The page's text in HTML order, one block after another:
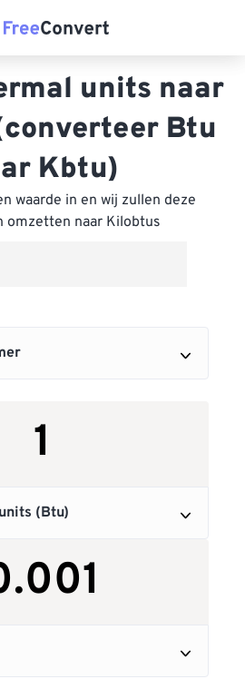
units naar
Btu
Kbtu)
waarde in en wij zullen deze
omzetten naar Kilobtus